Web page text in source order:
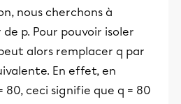
nous cherchons à
p. Pour pouvoir isoler
alors remplacer q par
En effet, en
80, ceci signifie que q = 80